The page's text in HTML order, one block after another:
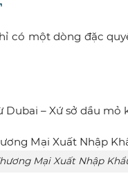
có một dòng đặc
– Xứ sở dầu mỏ
Mại Xuất Nhập